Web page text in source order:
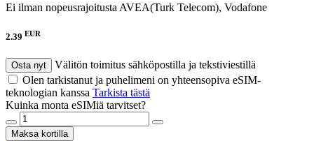
Ei ilman nopeusrajoitusta AVEA(Turk Telecom), Vodafone
2.39 EUR
Osta nyt
Välitön toimitus sähköpostilla ja tekstiviestillä
Olen tarkistanut ja puhelimeni on yhteensopiva eSIM-
teknologian kanssa Tarkista tästä
Kuinka monta eSIMiä tarvitset?
Maksa kortilla